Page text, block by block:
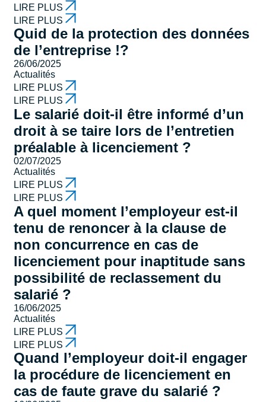
LIRE PLUS
LIRE PLUS
Quid de la protection des données
de l’entreprise !?
26/06/2025
Actualités
LIRE PLUS
LIRE PLUS
Le salarié doit-il être informé d’un
droit à se taire lors de l’entretien
préalable à licenciement ?
02/07/2025
Actualités
LIRE PLUS
LIRE PLUS
A quel moment l’employeur est-il
tenu de renoncer à la clause de
non concurrence en cas de
licenciement pour inaptitude sans
possibilité de reclassement du
salarié ?
16/06/2025
Actualités
LIRE PLUS
LIRE PLUS
Quand l’employeur doit-il engager
la procédure de licenciement en
cas de faute grave du salarié ?